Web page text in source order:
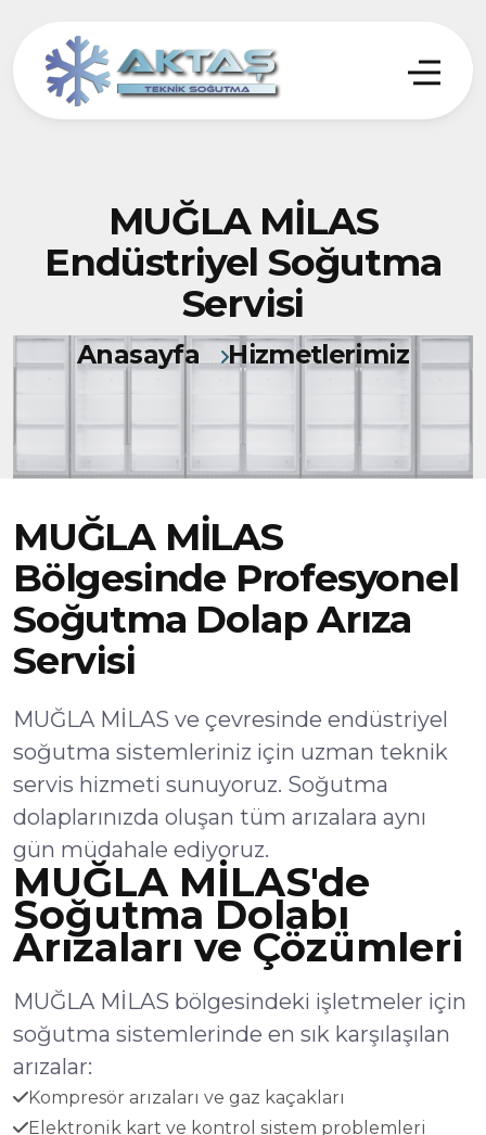
MUĞLA MİLAS
Endüstriyel Soğutma
Servisi
Anasayfa Hizmetlerimiz
MUĞLA MİLAS
Bölgesinde Profesyonel
Soğutma Dolap Arıza
Servisi
MUĞLA MİLAS ve çevresinde endüstriyel
soğutma sistemleriniz için uzman teknik
servis hizmeti sunuyoruz. Soğutma
dolaplarınızda oluşan tüm arızalara aynı
gün müdahale ediyoruz.
MUĞLA MİLAS'de
Soğutma Dolabı
Arızaları ve Çözümleri
MUĞLA MİLAS bölgesindeki işletmeler için
soğutma sistemlerinde en sık karşılaşılan
arızalar:
Kompresör arızaları ve gaz kaçakları
Elektronik kart ve kontrol sistem problemleri